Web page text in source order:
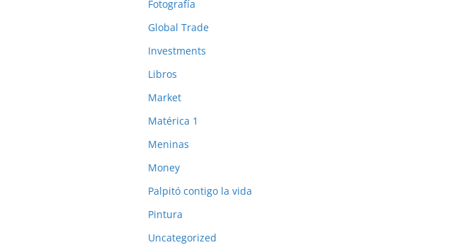
Fotografía
Global Trade
Investments
Libros
Market
Matérica 1
Meninas
Money
Palpitó contigo la vida
Pintura
Uncategorized